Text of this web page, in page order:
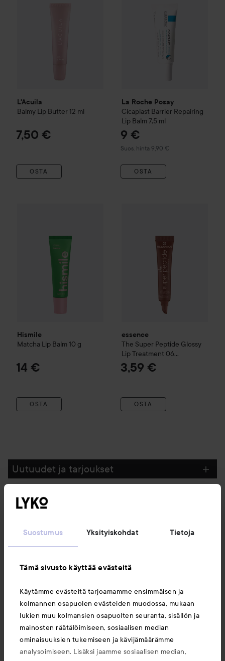
Suostumus Yksityiskohdat Tietoja
Tämä sivusto käyttää evästeitä
Käytämme evästeitä tarjoamamme ensimmäisen ja
kolmannen osapuolen evästeiden muodossa, mukaan
lukien muu kolmansien osapuolten seuranta, sisällön ja
mainosten räätälöimiseen, sosiaalisen median
ominaisuuksien tukemiseen ja kävijämäärämme
analysoimiseen. Lisäksi jaamme sosiaalisen median,
L'Acuila
Balmy Lip Butter 12 ml
7,50 €
OSTA
La Roche Posay
Cicaplast Barrier Repairing
Lip Balm7,5 ml
9 €
Suos. hinta 9,90 €
Suositeltu hinta 9,90 €
OSTA
Hismile
Matcha Lip Balm 10 g
14 €
OSTA
essence
The Super Peptide Glossy
Lip Treatment 06
Plumfection!
3,59 €
OSTA
Uutuudet ja tarjoukset
Seuraa meitä
Asiakaspalvelu
Tietoja
Saattaisit myös tykätä